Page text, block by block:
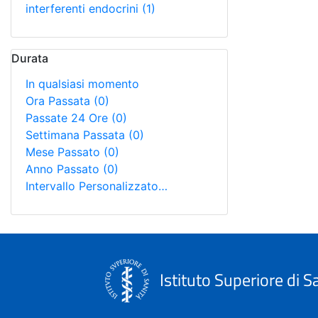
interferenti endocrini (1)
Durata
In qualsiasi momento
Ora Passata (0)
Passate 24 Ore (0)
Settimana Passata (0)
Mese Passato (0)
Anno Passato (0)
Intervallo Personalizzato…
Istituto Superiore di